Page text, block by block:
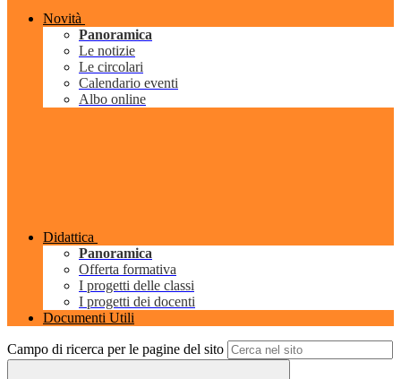
Novità
Panoramica
Le notizie
Le circolari
Calendario eventi
Albo online
Didattica
Panoramica
Offerta formativa
I progetti delle classi
I progetti dei docenti
Documenti Utili
Campo di ricerca per le pagine del sito